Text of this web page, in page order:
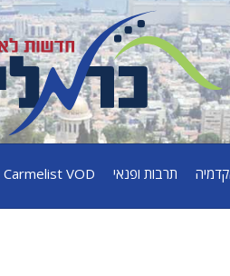
תרבות ופנאי Carmelist VOD